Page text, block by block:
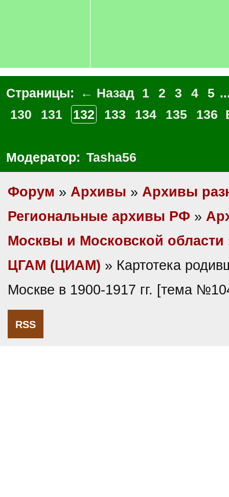
Страницы: ← Назад 1 2 3 4 5
130
131 132 133 134 135 136
Модератор: Tasha56
Форум » Архивы » Архивы
Региональные архивы РФ »
Москвы и Московской области
ЦГАМ (ЦИАМ) » Картотека
Москве в 1900-1917 гг. [тема
RSS